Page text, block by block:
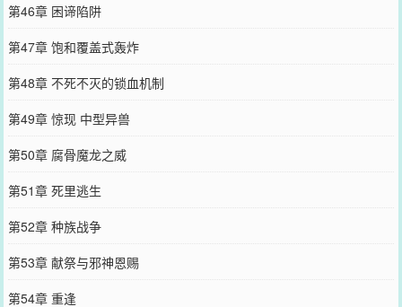
第46章 困谛陷阱
第47章 饱和覆盖式轰炸
第48章 不死不灭的锁血机制
第49章 惊现 中型异兽
第50章 腐骨魔龙之威
第51章 死里逃生
第52章 种族战争
第53章 献祭与邪神恩赐
第54章 重逢